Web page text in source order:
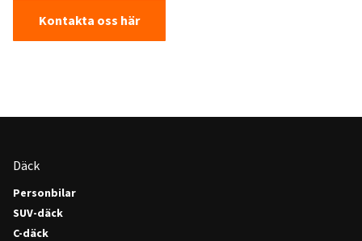
Kontakta oss här
Däck
Personbilar
SUV-däck
C-däck